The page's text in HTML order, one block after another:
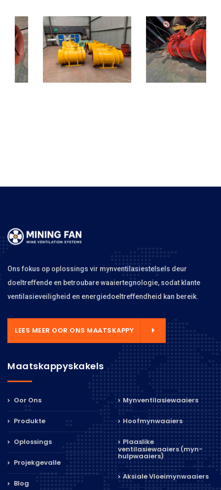
Ons fokus op oplossings vir mynventilasiestelsels deur
doeltreffende en betroubare waaiertegnologie, sodat klante
ventilasieveiligheid en energiedoeltreffendheid kan bereik.
LEES MEER OOR ONS MAATSKAPPY
Maatskappyskakels
Oor Ons
Produkte
Oplossings
Projekgevalle
Blog
Mynventilasiewaaiers
Hoofmynwaaiers
Plaaslike
ventilasiewaaiers (myn-
hulpwaaiers)
Aksiale Vloeimynwaaiers